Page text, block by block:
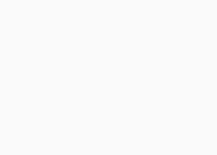
trợ nhanh nhất.